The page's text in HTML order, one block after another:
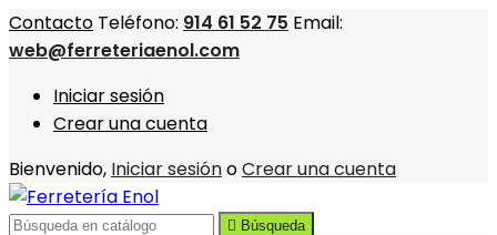
Contacto Teléfono: 914 61 52 75 Email:
web@ferreteriaenol.com
Iniciar sesión
Crear una cuenta
Bienvenido, Iniciar sesiónoCrear una cuenta
 Búsqueda